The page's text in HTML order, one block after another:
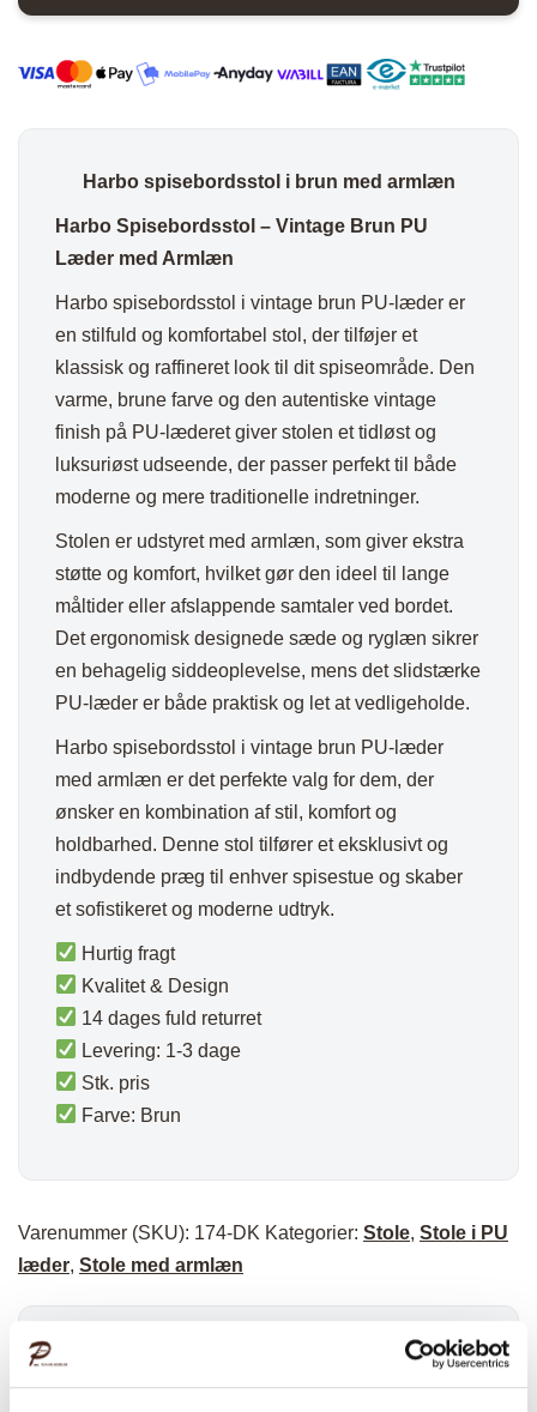
PU
antal
Harbo spisebordsstol i brun med armlæn
Harbo Spisebordsstol – Vintage Brun PU
Læder med Armlæn
Harbo spisebordsstol i vintage brun PU-læder er
en stilfuld og komfortabel stol, der tilføjer et
klassisk og raffineret look til dit spiseområde. Den
varme, brune farve og den autentiske vintage
finish på PU-læderet giver stolen et tidløst og
luksuriøst udseende, der passer perfekt til både
moderne og mere traditionelle indretninger.
Stolen er udstyret med armlæn, som giver ekstra
støtte og komfort, hvilket gør den ideel til lange
måltider eller afslappende samtaler ved bordet.
Det ergonomisk designede sæde og ryglæn sikrer
en behagelig siddeoplevelse, mens det slidstærke
PU-læder er både praktisk og let at vedligeholde.
Harbo spisebordsstol i vintage brun PU-læder
med armlæn er det perfekte valg for dem, der
ønsker en kombination af stil, komfort og
holdbarhed. Denne stol tilfører et eksklusivt og
indbydende præg til enhver spisestue og skaber
et sofistikeret og moderne udtryk.
Hurtig fragt
Kvalitet & Design
14 dages fuld returret
Levering: 1-3 dage
Stk. pris
Farve: Brun
Varenummer (SKU): 174-DK Kategorier: Stole, Stole i PU
læder, Stole med armlæn
Specifikationer: